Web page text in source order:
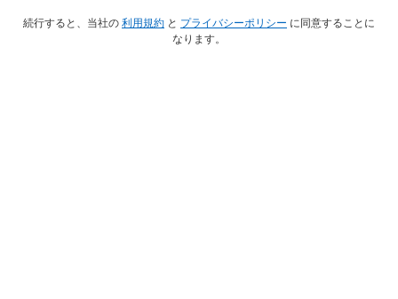
続行すると、当社の利用規約 と プライバシーポリシー に同意することに
なります。